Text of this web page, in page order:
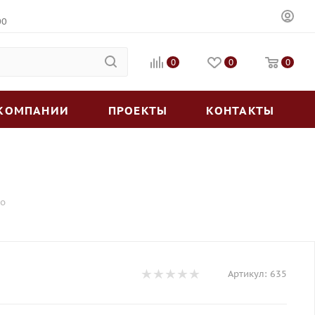
0 0 0
ПРОЕКТЫ КОНТАКТЫ
Артикул: 635